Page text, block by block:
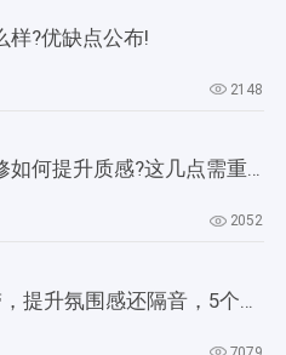
样?优缺点公布!
2148
装修之家装修如何提升质感?这几点需重视起来
2052